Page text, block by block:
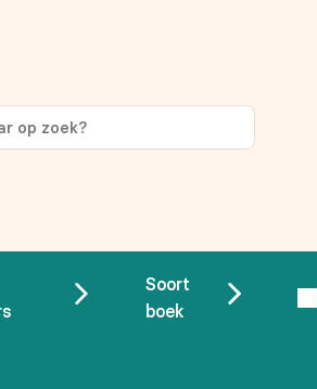
Soort
boek